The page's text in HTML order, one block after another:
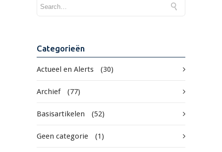
Categorieën
Actueel en Alerts (30)
Archief (77)
Basisartikelen (52)
Geen categorie (1)